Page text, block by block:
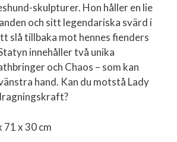
skulpturer. Hon håller en lie
och sitt legendariska svärd i
slå tillbaka mot hennes fienders
innehåller två unika
och Chaos – som kan
hand. Kan du motstå Lady
71 x 30 cm